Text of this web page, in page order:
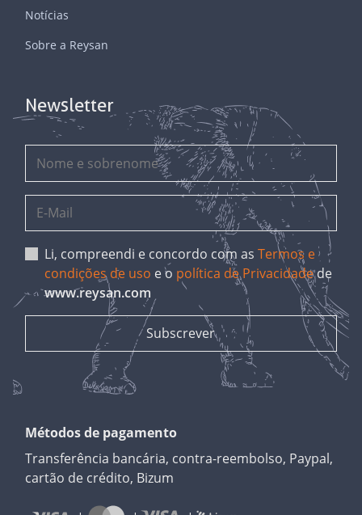
Notícias
Sobre a Reysan
Newsletter
Li, compreendi e concordo com asTermos e
condições de uso e o política de Privacidadede
www.reysan.com
Métodos de pagamento
Transferência bancária, contra-reembolso, Paypal,
cartão de crédito, Bizum